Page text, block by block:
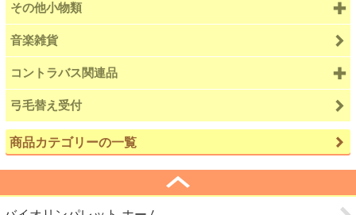
その他小物類
音楽雑貨
コントラバス関連品
弓毛替え受付
商品カテゴリーの一覧